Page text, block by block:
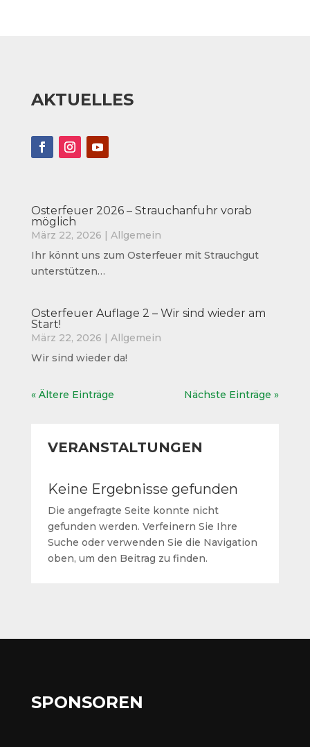
AKTUELLES
Osterfeuer 2026 – Strauchanfuhr vorab
möglich
März 22, 2026 | Allgemein
Ihr könnt uns zum Osterfeuer mit Strauchgut
unterstützen…
Osterfeuer Auflage 2 – Wir sind wieder am
Start!
März 22, 2026 | Allgemein
Wir sind wieder da!
« Ältere Einträge Nächste Einträge »
VERANSTALTUNGEN
Keine Ergebnisse gefunden
Die angefragte Seite konnte nicht
gefunden werden. Verfeinern Sie Ihre
Suche oder verwenden Sie die Navigation
oben, um den Beitrag zu finden.
SPONSOREN